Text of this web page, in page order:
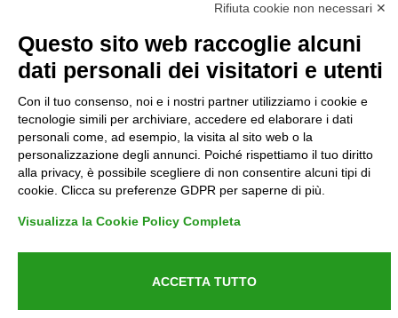
Informative GDPR (679/2016)
Reclami
Rimborsi ed Indennizzi
Contatti
Azienda certificata UNI EN ISO 9001:2015
Rifiuta cookie non necessari ✕
Questo sito web raccoglie alcuni
dati personali dei visitatori e utenti
Con il tuo consenso, noi e i nostri partner utilizziamo i cookie e
tecnologie simili per archiviare, accedere ed elaborare i dati
personali come, ad esempio, la visita al sito web o la
personalizzazione degli annunci. Poiché rispettiamo il tuo diritto
alla privacy, è possibile scegliere di non consentire alcuni tipi di
cookie. Clicca su preferenze GDPR per saperne di più.
Visualizza la Cookie Policy Completa
ACCETTA TUTTO